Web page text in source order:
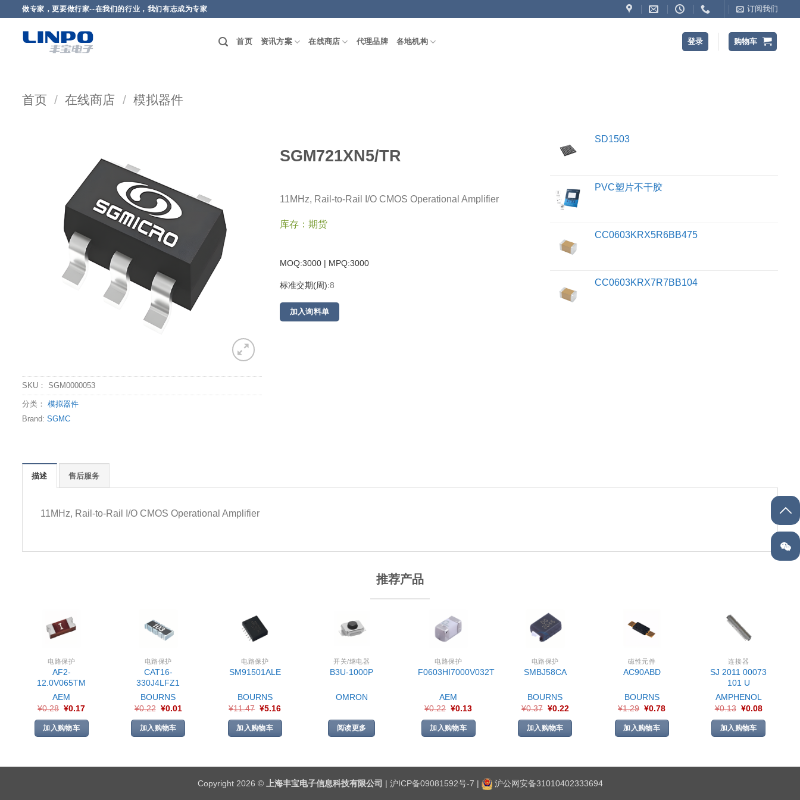
做专家，更要做行家--在我们的行业，我们有志成为专家 订阅我们
首页 资讯方案 在线商店 代理品牌 各地机构 登录 购物车
首页 / 在线商店 / 模拟器件
SKU： SGM0000053
分类： 模拟器件
Brand: SGMC
SGM721XN5/TR
11MHz, Rail-to-Rail I/O CMOS Operational Amplifier
库存：期货
MOQ:3000 | MPQ:3000
标准交期(周):8
加入询料单
SD1503
PVC塑片不干胶
CC0603KRX5R6BB475
CC0603KRX7R7BB104
描述 售后服务
11MHz, Rail-to-Rail I/O CMOS Operational Amplifier
推荐产品
电路保护
AF2-
12.0V065TM
AEM
¥0.28 ¥0.17
加入购物车
电路保护
CAT16-
330J4LFZ1
BOURNS
¥0.22 ¥0.01
加入购物车
电路保护
SM91501ALE
BOURNS
¥11.47 ¥5.16
加入购物车
开关/继电器
B3U-1000P
OMRON
阅读更多
电路保护
F0603HI7000V032T
AEM
¥0.22 ¥0.13
加入购物车
电路保护
SMBJ58CA
BOURNS
¥0.37 ¥0.22
加入购物车
磁性元件
AC90ABD
BOURNS
¥1.29 ¥0.78
加入购物车
连接器
SJ 2011 00073
101 U
AMPHENOL
¥0.13 ¥0.08
加入购物车
Copyright 2026 © 上海丰宝电子信息科技有限公司 | 沪ICP备09081592号-7 | 沪公网安备31010402333694